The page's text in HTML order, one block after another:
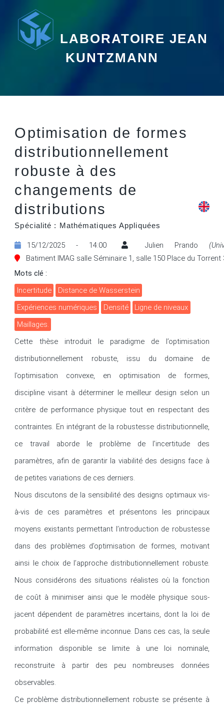
LABORATOIRE JEAN
KUNTZMANN
Optimisation de formes
distributionnellement
robuste à des
changements de
distributions
Spécialité : Mathématiques Appliquées
15/12/2025 - 14:00 Julien Prando
Batiment IMAG salle Séminaire 1, salle 150 Place du
Mots clé :
incertitude
distance de Wasserstein
expériences numériques
densité
ligne de niveaux
maillages.
Cette thèse introduit le paradigme de l’optimisation
distributionnellement robuste, issu du domaine de
l’optimisation convexe, en optimisation de formes,
discipline visant à déterminer le meilleur design selon un
critère de performance physique tout en respectant des
contraintes. En intégrant de la robustesse distributionnelle,
ce travail aborde le problème de l’incertitude des
paramètres, afin de garantir la viabilité des designs face à
de petites variations de ces derniers.
Nous discutons de la sensibilité des designs optimaux vis-
à-vis de ces paramètres et présentons les principaux
moyens existants permettant l’introduction de robustesse
dans des problèmes d’optimisation de formes, motivant
ainsi le choix de l’approche distributionnellement robuste.
Nous considérons des situations réalistes où la fonction
de coût à minimiser ainsi que le modèle physique sous-
jacent dépendent de paramètres incertains, dont la loi de
probabilité est elle-même inconnue. Dans ces cas, la seule
information disponible se limite à une loi nominale,
reconstruite à partir des peu nombreuses données
observables.
Ce problème distributionnellement robuste se présente à